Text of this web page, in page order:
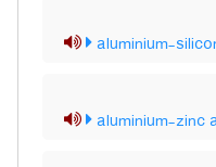
aluminium-
aluminium-zinc